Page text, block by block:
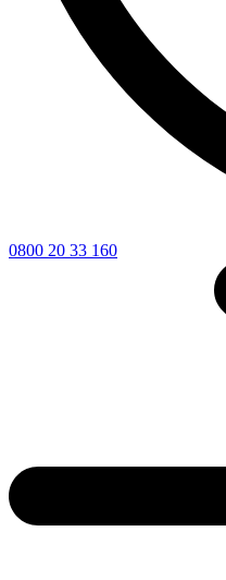
0800 20 33 160